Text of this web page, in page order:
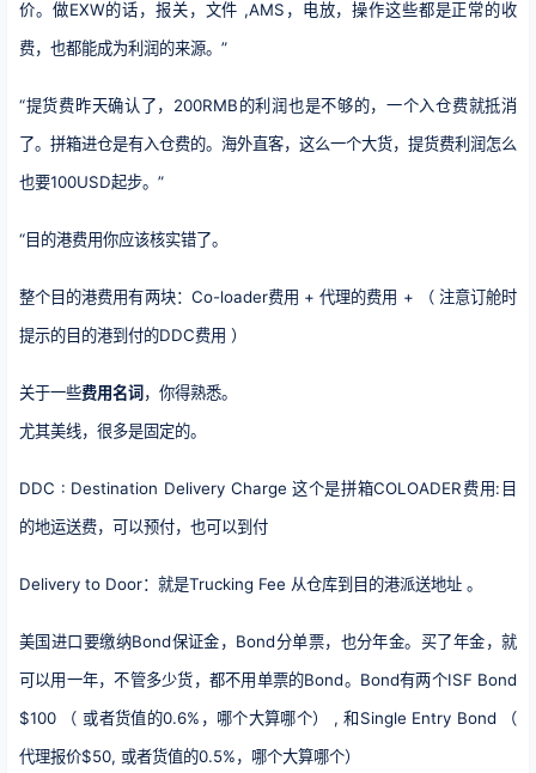
价。做EXW的话，报关，文件 ,AMS，电放，操作这些都是正常的收
费，也都能成为利润的来源。”
“提货费昨天确认了，200RMB的利润也是不够的，一个入仓费就抵消
了。拼箱进仓是有入仓费的。海外直客，这么一个大货，提货费利润怎么
也要100USD起步。”
“目的港费用你应该核实错了。
整个目的港费用有两块：Co-loader费用 + 代理的费用 + （ 注意订舱时
提示的目的港到付的DDC费用 ）
关于一些费用名词 ，你得熟悉。
尤其美线，很多是固定的。
DDC : Destination Delivery Charge 这个是拼箱COLOADER费用:目
的地运送费，可以预付，也可以到付
Delivery to Door：就是Trucking Fee 从仓库到目的港派送地址 。
美国进口要缴纳Bond保证金，Bond分单票，也分年金。买了年金，就
可以用一年，不管多少货，都不用单票的Bond。Bond有两个ISF Bond
$100 （ 或者货值的0.6%，哪个大算哪个） , 和Single Entry Bond （
代理报价$50, 或者货值的0.5%，哪个大算哪个）